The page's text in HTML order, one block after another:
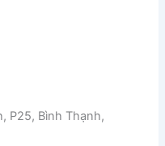
P25, Bình Thạnh,